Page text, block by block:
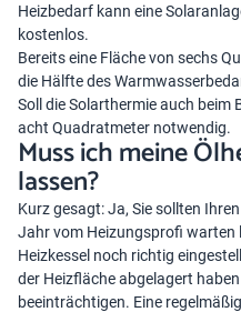
Heizbedarf kann eine
kostenlos.
Bereits eine Fläche von sechs
die Hälfte des
Soll die Solarthermie auch beim
acht Quadratmeter notwendig.
Muss ich meine
lassen?
Kurz gesagt: Ja, Sie sollten
Jahr vom Heizungsprofi warten
Heizkessel noch richtig
der Heizfläche abgelagert
beeinträchtigen. Eine